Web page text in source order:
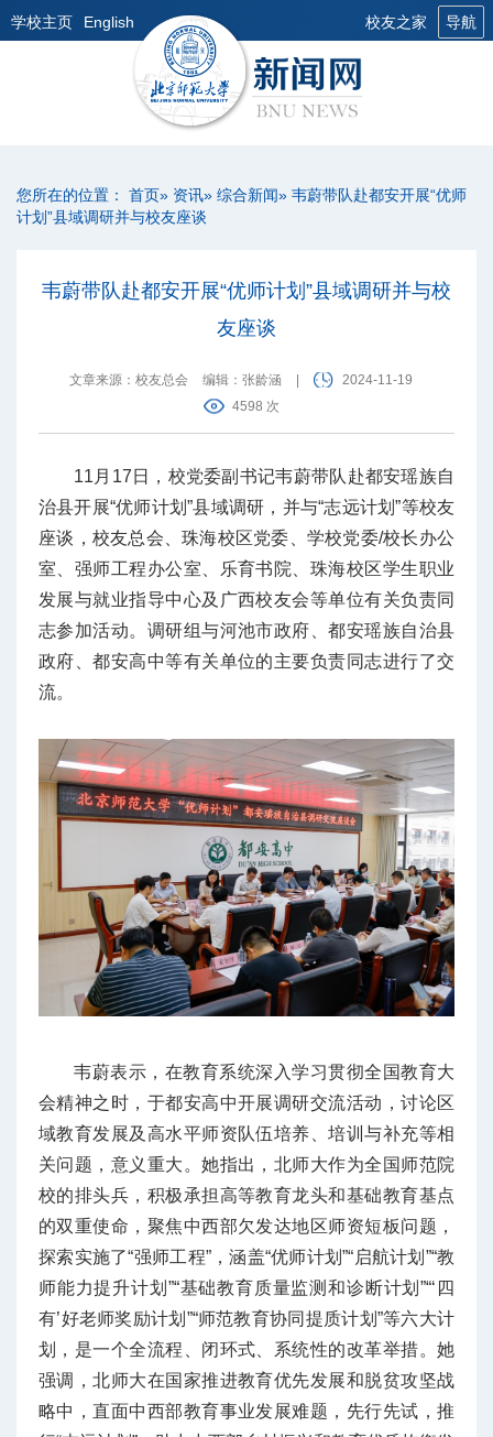
学校主页 English 校友之家 导航
您所在的位置： 首页» 资讯» 综合新闻» 韦蔚带队赴都安开展“优师
计划”县域调研并与校友座谈
韦蔚带队赴都安开展“优师计划”县域调研并与校
友座谈
文章来源：校友总会 编辑：张龄涵
2024-11-19
4598 次
11月17日，校党委副书记韦蔚带队赴都安瑶族自
治县开展“优师计划”县域调研，并与“志远计划”等校友
座谈，校友总会、珠海校区党委、学校党委/校长办公
室、强师工程办公室、乐育书院、珠海校区学生职业
发展与就业指导中心及广西校友会等单位有关负责同
志参加活动。调研组与河池市政府、都安瑶族自治县
政府、都安高中等有关单位的主要负责同志进行了交
流。
韦蔚表示，在教育系统深入学习贯彻全国教育大
会精神之时，于都安高中开展调研交流活动，讨论区
域教育发展及高水平师资队伍培养、培训与补充等相
关问题，意义重大。她指出，北师大作为全国师范院
校的排头兵，积极承担高等教育龙头和基础教育基点
的双重使命，聚焦中西部欠发达地区师资短板问题，
探索实施了“强师工程”，涵盖“优师计划”“启航计划”“教
师能力提升计划”“基础教育质量监测和诊断计划”“‘四
有’好老师奖励计划”“师范教育协同提质计划”等六大计
划，是一个全流程、闭环式、系统性的改革举措。她
强调，北师大在国家推进教育优先发展和脱贫攻坚战
略中，直面中西部教育事业发展难题，先行先试，推